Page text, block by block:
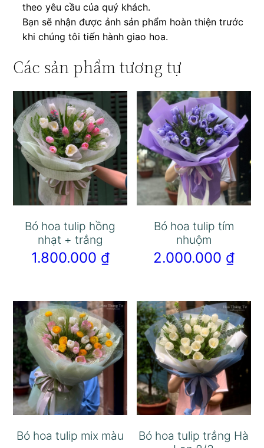
theo yêu cầu của quý khách.
Bạn sẽ nhận được ảnh sản phẩm hoàn thiện trước
khi chúng tôi tiến hành giao hoa.
Các sản phẩm tương tự
Bó hoa tulip hồng
nhạt + trắng
1.800.000 ₫
Bó hoa tulip tím
nhuộm
2.000.000 ₫
Bó hoa tulip mix màu
Bó hoa tulip trắng Hà